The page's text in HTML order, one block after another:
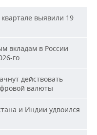
выявили 19
вкладам в России
го
действовать
валюты
и Индии удвоился